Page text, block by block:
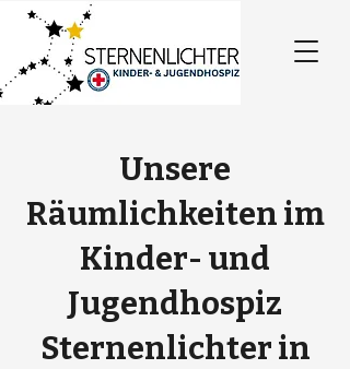
Unsere
Räumlichkeiten im
Kinder- und
Jugendhospiz
Sternenlichter in